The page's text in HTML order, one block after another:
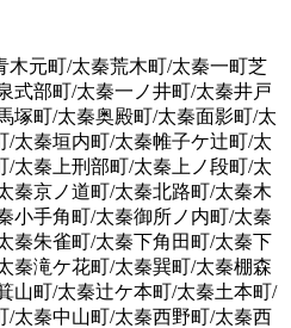
木元町/太秦荒木町/太秦一町芝
式部町/太秦一ノ井町/太秦井戸
塚町/太秦奥殿町/太秦面影町/太
/太秦垣内町/太秦帷子ケ辻町/太
/太秦上刑部町/太秦上ノ段町/太
秦京ノ道町/太秦北路町/太秦木
小手角町/太秦御所ノ内町/太秦
秦朱雀町/太秦下角田町/太秦下
秦滝ケ花町/太秦巽町/太秦棚森
山町/太秦辻ケ本町/太秦土本町/
/太秦中山町/太秦西野町/太秦西